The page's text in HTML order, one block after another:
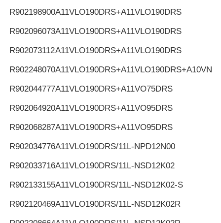
R902198900A11VLO190DRS+A11VLO190DRS
R902096073A11VLO190DRS+A11VLO190DRS
R902073112A11VLO190DRS+A11VLO190DRS
R902248070
R902044777A11VLO190DRS+A11VO75DRS
R902064920A11VLO190DRS+A11VO95DRS
R902068287A11VLO190DRS+A11VO95DRS
R902034776A11VLO190DRS/11L-NPD12N00
R902033716A11VLO190DRS/11L-NSD12K02
R902133155A11VLO190DRS/11L-NSD12K02-S
R902120469A11VLO190DRS/11L-NSD12K02R